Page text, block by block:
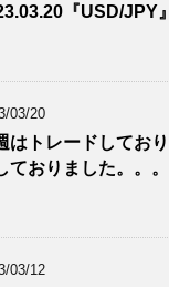
『USD/JPY
03/20
はトレードしてお
ておりました。。。
03/12